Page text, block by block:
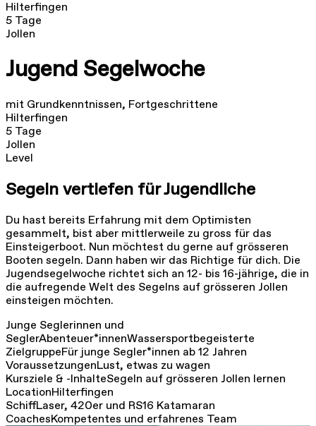
Hilterfingen
5 Tage
Jollen
Jugend Segelwoche
mit Grundkenntnissen, Fortgeschrittene
Hilterfingen
5 Tage
Jollen
Level
Segeln vertiefen für Jugendliche
Du hast bereits Erfahrung mit dem Optimisten
gesammelt, bist aber mittlerweile zu gross für das
Einsteigerboot. Nun möchtest du gerne auf grösseren
Booten segeln. Dann haben wir das Richtige für dich. Die
Jugendsegelwoche richtet sich an 12- bis 16-jährige, die in
die aufregende Welt des Segelns auf grösseren Jollen
einsteigen möchten.
Junge Seglerinnen und
SeglerAbenteuer*innenWassersportbegeisterte
ZielgruppeFür junge Segler*innen ab 12 Jahren
VoraussetzungenLust, etwas zu wagen
Kursziele & -InhalteSegeln auf grösseren Jollen lernen
LocationHilterfingen
SchiffLaser, 420er und RS16 Katamaran
CoachesKompetentes und erfahrenes Team